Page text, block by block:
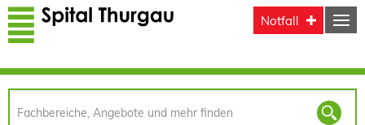
Direkt zum Inhalt
Notfall